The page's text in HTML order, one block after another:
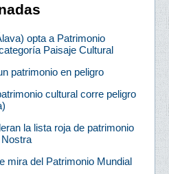
opta a Patrimonio
Paisaje Cultural
patrimonio en peligro
cultural corre peligro
la lista roja de patrimonio
mira del Patrimonio Mundial